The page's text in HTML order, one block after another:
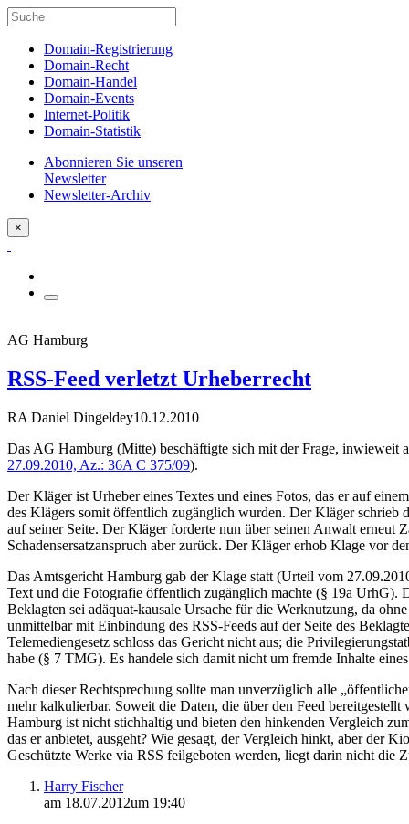
Domain-Registrierung
Domain-Recht
Domain-Handel
Domain-Events
Internet-Politik
Domain-Statistik
Abonnieren Sie unseren
Newsletter
Newsletter-Archiv
×
AG Hamburg
RSS-Feed verletzt Urheberrecht
RA Daniel Dingeldey10.12.2010
Das AG Hamburg (Mitte) beschäftigte sich mit der Frage, inwieweit
27.09.2010, Az.: 36A C 375/09).
Der Kläger ist Urheber eines Textes und eines Fotos, das er auf
des Klägers somit öffentlich zugänglich wurden. Der Kläger schrieb
auf seiner Seite. Der Kläger forderte nun über seinen Anwalt erneut
Schadensersatzanspruch aber zurück. Der Kläger erhob Klage vor
Das Amtsgericht Hamburg gab der Klage statt (Urteil vom
Text und die Fotografie öffentlich zugänglich machte (§ 19a UrhG).
Beklagten sei adäquat-kausale Ursache für die Werknutzung, da
unmittelbar mit Einbindung des RSS-Feeds auf der Seite des
Telemediengesetz schloss das Gericht nicht aus; die
habe (§ 7 TMG). Es handele sich damit nicht um fremde Inhalte
Nach dieser Rechtsprechung sollte man unverzüglich alle
mehr kalkulierbar. Soweit die Daten, die über den Feed
Hamburg ist nicht stichhaltig und bieten den hinkenden Vergleich
das er anbietet, ausgeht? Wie gesagt, der Vergleich hinkt, aber der
Geschützte Werke via RSS feilgeboten werden, liegt darin nicht die
Harry Fischer
am 18.07.2012um 19:40